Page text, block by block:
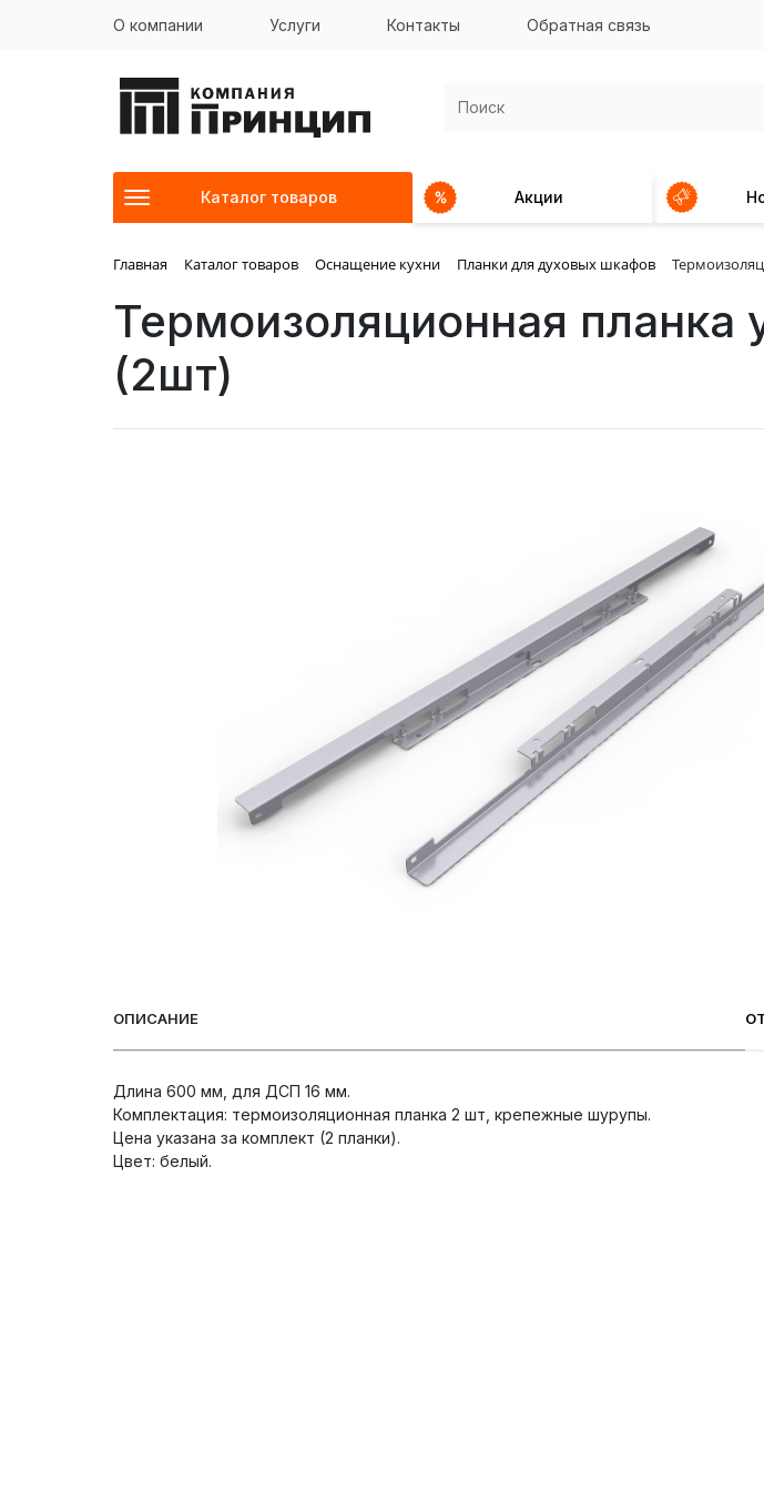
О компании Услуги Контакты Обратная связь
Каталог товаров Акции
Главная Каталог товаров Оснащение кухни Планки для духовых шкафов
Термоизоляционная планка
(2шт)
ОПИСАНИЕ
Длина 600 мм, для ДСП 16 мм.
Комплектация: термоизоляционная планка 2 шт, крепежные шурупы.
Цена указана за комплект (2 планки).
Цвет: белый.